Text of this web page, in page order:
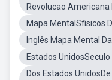
Revolucao Americana
Mapa MentalSfisicos
Inglês Mapa Mental
Estados UnidosSeculo
Dos Estados